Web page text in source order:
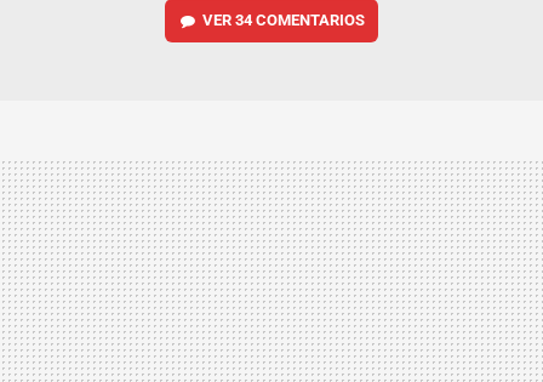
VER 34 COMENTARIOS